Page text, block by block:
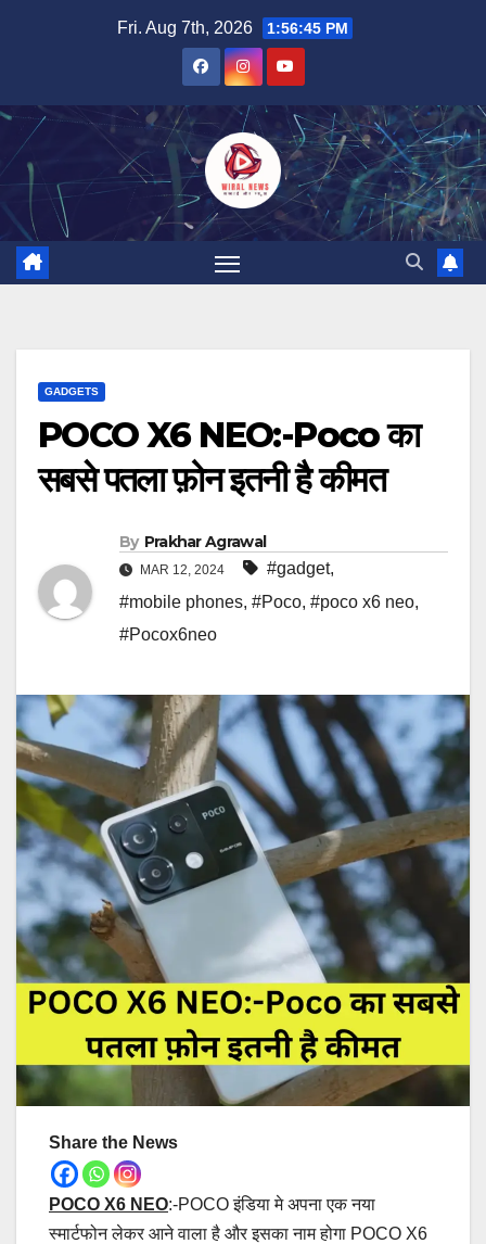
Fri. Aug 7th, 2026 1:56:46 PM
GADGETS
POCO X6 NEO:-Poco का
सबसे पतला फ़ोन इतनी है कीमत
By Prakhar Agrawal
MAR 12, 2024 #gadget,
#mobile phones, #Poco, #poco x6 neo,
#Pocox6neo
Share the News
POCO X6 NEO:-POCO इंडिया मे अपना एक नया
स्मार्टफोन लेकर आने वाला है और इसका नाम होगा POCO X6